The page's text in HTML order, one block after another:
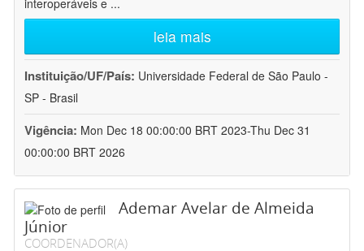
interoperáveis e ...
leia mais
Instituição/UF/País: Universidade Federal de São Paulo -
SP - Brasil
Vigência: Mon Dec 18 00:00:00 BRT 2023-Thu Dec 31
00:00:00 BRT 2026
Ademar Avelar de Almeida
Júnior
COORDENADOR(A)